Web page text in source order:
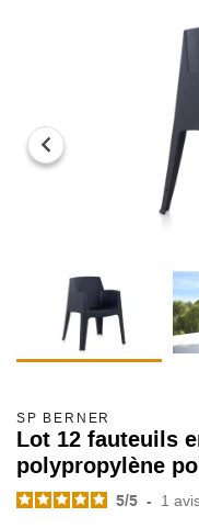
SP BERNER
Lot 12 fauteuils
polypropylène
5/5 - 1